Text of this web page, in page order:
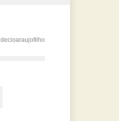
decioaraujofilho